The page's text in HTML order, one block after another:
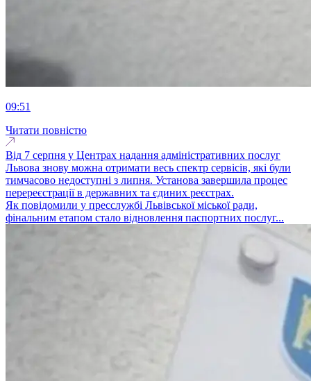
09:51
Читати повністю
Від 7 серпня у Центрах надання адміністративних послуг
Львова знову можна отримати весь спектр сервісів, які були
тимчасово недоступні з липня. Установа завершила процес
перереєстрації в державних та єдиних реєстрах.
Як повідомили у пресслужбі Львівської міської ради,
фінальним етапом стало відновлення паспортних послуг...